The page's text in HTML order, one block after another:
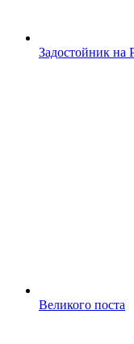
Задостойник на
Великого поста